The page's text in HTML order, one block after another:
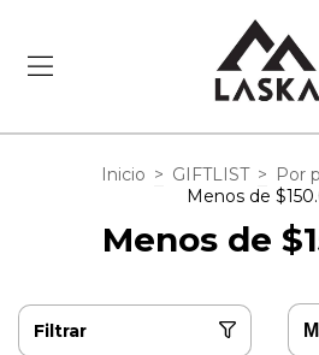
Inicio > GIFTLIST > Por
Menos de
Menos de
Filtrar